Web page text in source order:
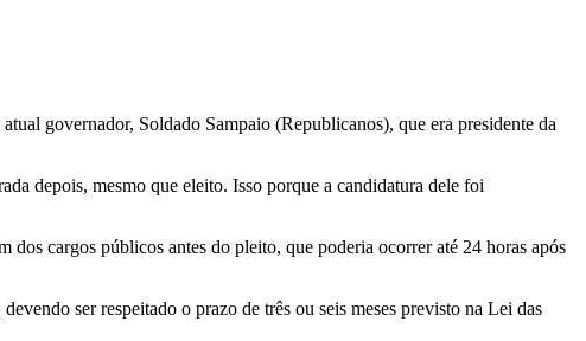
governador, Soldado Sampaio (Republicanos), que era presidente da
depois, mesmo que eleito. Isso porque a candidatura dele foi
cargos públicos antes do pleito, que poderia ocorrer até 24 horas após
ser respeitado o prazo de três ou seis meses previsto na Lei das